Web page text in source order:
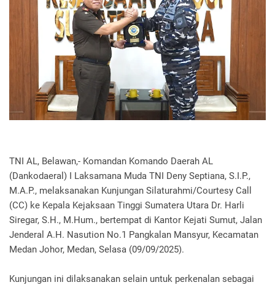
TNI AL, Belawan,- Komandan Komando Daerah AL
(Dankodaeral) I Laksamana Muda TNI Deny Septiana, S.I.P.,
M.A.P., melaksanakan Kunjungan Silaturahmi/Courtesy Call
(CC) ke Kepala Kejaksaan Tinggi Sumatera Utara Dr. Harli
Siregar, S.H., M.Hum., bertempat di Kantor Kejati Sumut, Jalan
Jenderal A.H. Nasution No.1 Pangkalan Mansyur, Kecamatan
Medan Johor, Medan, Selasa (09/09/2025).
Kunjungan ini dilaksanakan selain untuk perkenalan sebagai